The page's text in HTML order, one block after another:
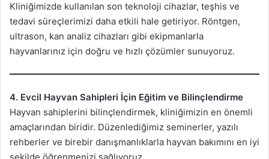
Kliniğimizde kullanılan son teknoloji cihazlar, teşhis ve
tedavi süreçlerimizi daha etkili hale getiriyor. Röntgen,
ultrason, kan analiz cihazları gibi ekipmanlarla
hayvanlarınız için doğru ve hızlı çözümler sunuyoruz.
4. Evcil Hayvan Sahipleri İçin Eğitim ve Bilinçlendirme
Hayvan sahiplerini bilinçlendirmek, kliniğimizin en önemli
amaçlarından biridir. Düzenlediğimiz seminerler, yazılı
rehberler ve birebir danışmanlıklarla hayvan bakımını en iyi